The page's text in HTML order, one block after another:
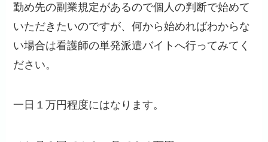
勤め先の副業規定があるので個人の判断で始めて
いただきたいのですが、何から始めればわからな
い場合は看護師の単発派遣バイトへ行ってみてく
ださい。
一日１万円程度にはなります。